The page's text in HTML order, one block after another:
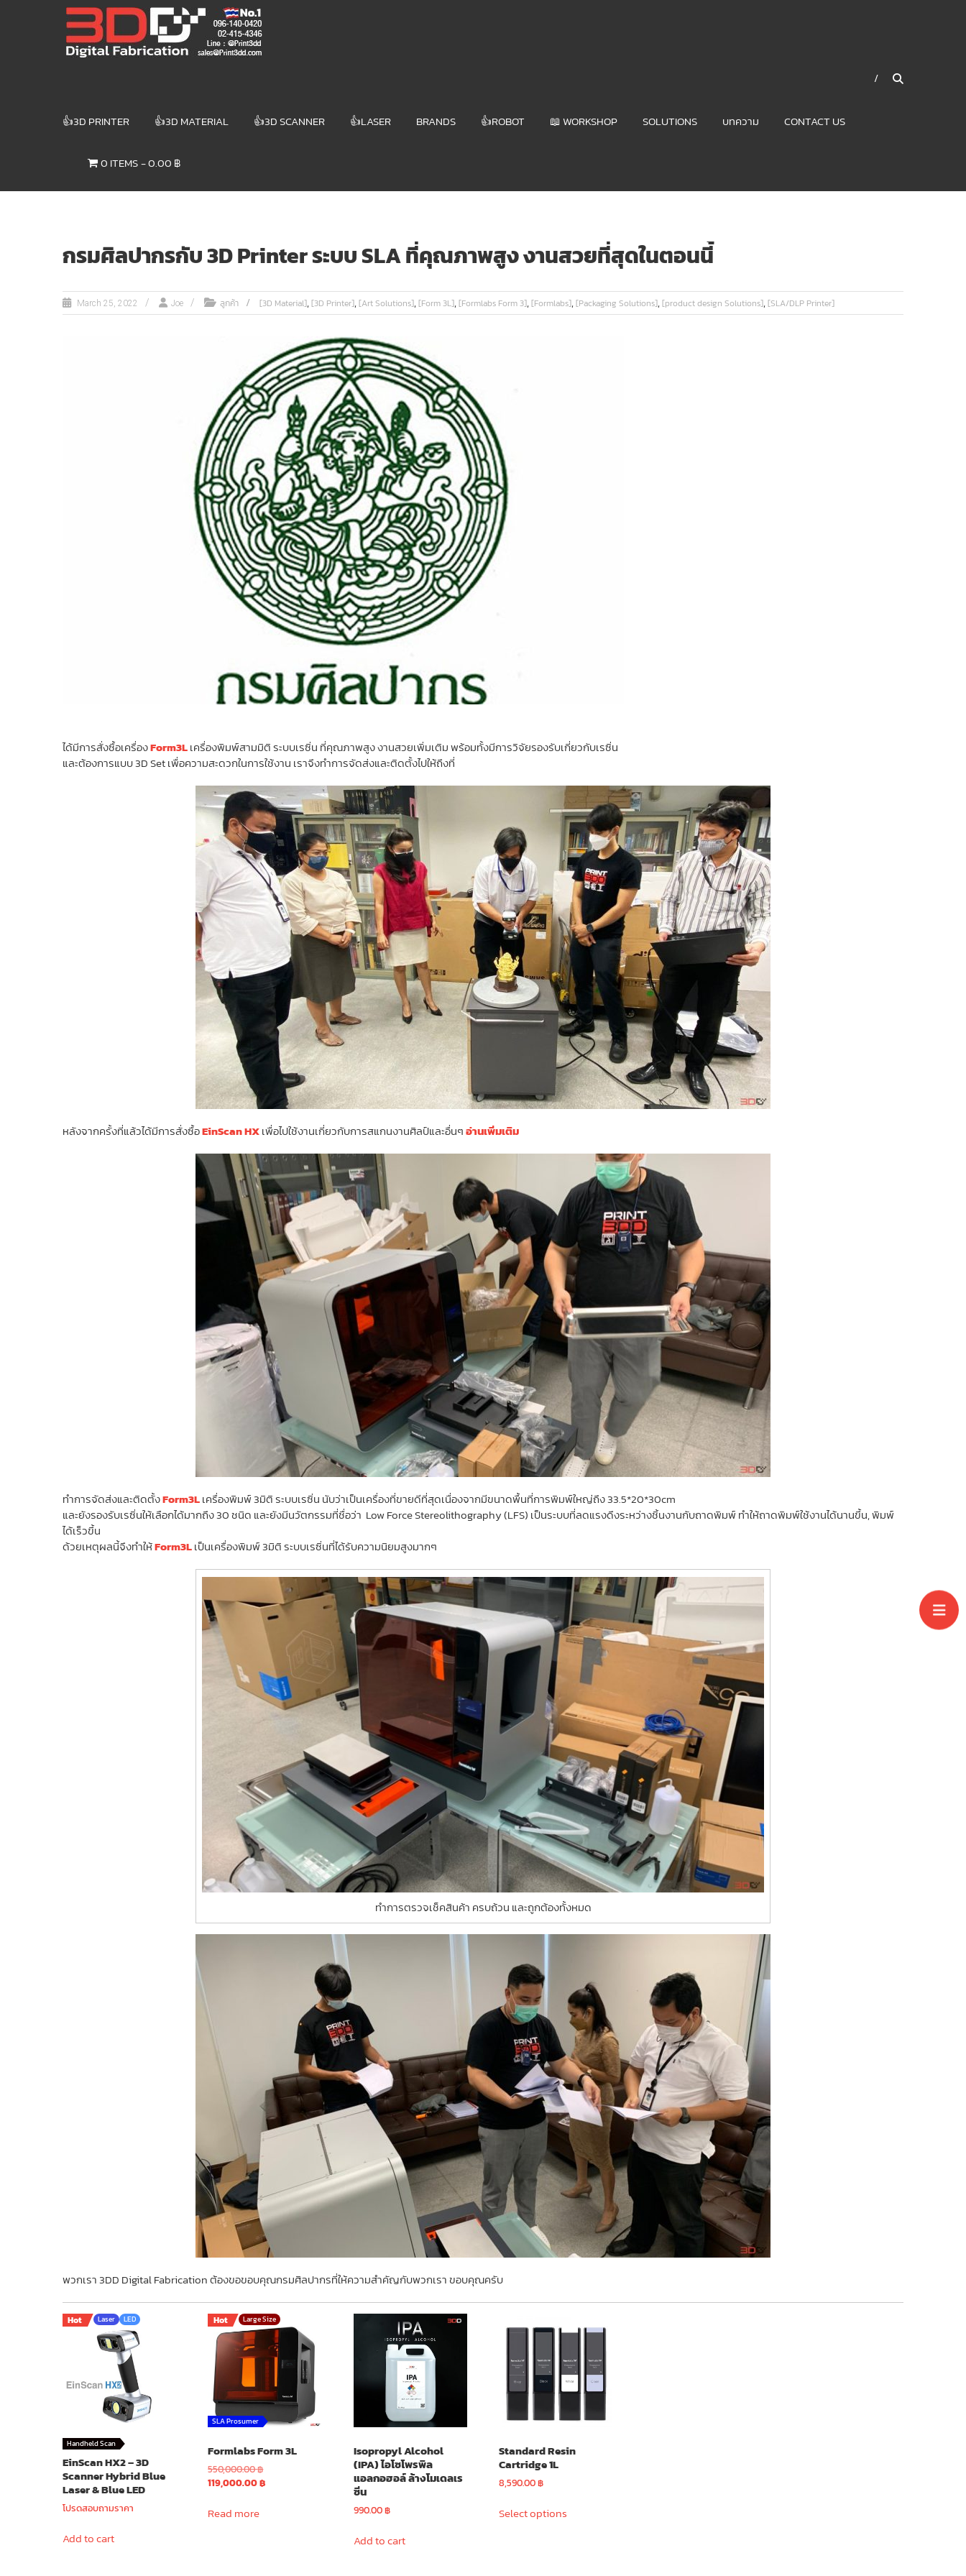
3DD DIGITAL
FABRICATION
3D Printer |
👍3D PRINTER 👍3D MATERIAL 👍3D SCANNER 👍LASER BRANDS 👍ROBOT 📖 WORKSHOP SOLUTIONS บทความ CONTACT US
0 ITEMS 0.00 ฿
กรมศิลปากรกับ 3D Printer ระบบ SLA ที่คุณภาพสูง งานสวยที่สุดในตอนนี้
March 25, 2022 Joe ลูกค้า [3D Material],[3D Printer],[Art Solutions],[Form 3L],[Formlabs Form 3],[Formlabs],[Packaging Solutions],[product design Solutions],[SLA/DLP Printer]
ได้มีการสั่งซื้อเครื่องForm3Lเครื่องพิมพ์สามมิติ ระบบเรซิ่น ที่คุณภาพสูง งานสวยเพิ่มเติม พร้อมทั้งมีการวิจัยรองรับเกี่ยวกับเรซิ่น
และต้องการแบบ 3D Set เพื่อความสะดวกในการใช้งาน เราจึงทำการจัดส่งและติดตั้งไปให้ถึงที่
หลังจากครั้งที่แล้วได้มีการสั่งซื้อEinScan HXเพื่อไปใช้งานเกี่ยวกับการสแกนงานศิลป์และอื่นๆอ่านเพิ่มเติม
ทำการจัดส่งและติดตั้งForm3Lเครื่องพิมพ์ 3มิติ ระบบเรซิ่น นับว่าเป็นเครื่องที่ขายดีที่สุดเนื่องจากมีขนาดพื้นที่การพิมพ์ใหญ่ถึง 33.5*20*30cm
และยังรองรับเรซิ่นให้เลือกได้มากถึง 30 ชนิด และยังมีนวัตกรรมที่ชื่อว่า Low Force Stereolithography (LFS) เป็นระบบที่ลดแรงดึงระหว่างชิ้นงานกับถาดพิมพ์ ทำให้ถาดพิมพ์ใช้งานได้นานขึ้น, พิมพ์
ได้เร็วขึ้น
ด้วยเหตุผลนี้จึงทำให้Form3Lเป็นเครื่องพิมพ์ 3มิติ ระบบเรซิ่นที่ได้รับความนิยมสูงมากๆ
ทำการตรวจเช็คสินค้า ครบถ้วน และถูกต้องทั้งหมด
พวกเรา 3DD Digital Fabrication ต้องขอขอบคุณกรมศิลปากรที่ให้ความสำคัญกับพวกเรา ขอบคุณครับ
Hot Laser LED
Handheld Scan
EinScan HX2 – 3D
Scanner Hybrid Blue
Laser & Blue LED
โปรดสอบถามราคา
Add to cart
Hot Large Size
SLA Prosumer
Formlabs Form 3L
550,000.00฿Original
price
119,000.00฿Current
Read more
Isopropyl Alcohol
(IPA) ไอโซโพรพิล
แอลกอฮอล์ ล้างโมเดลเร
ซิ่น
990.00฿
Add to cart
Standard Resin
Cartridge 1L
8,590.00฿
Select options